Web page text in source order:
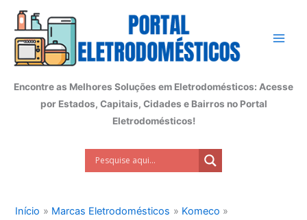
conteúdo
Encontre as Melhores Soluções em Eletrodomésticos: Acesse
por Estados, Capitais, Cidades e Bairros no Portal
Eletrodomésticos!
Início Marcas Eletrodomésticos
Komeco